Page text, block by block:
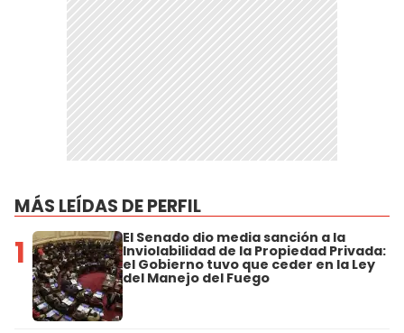
MÁS LEÍDAS DE PERFIL
1 El Senado dio media sanción a la
Inviolabilidad de la Propiedad Privada:
el Gobierno tuvo que ceder en la Ley
del Manejo del Fuego